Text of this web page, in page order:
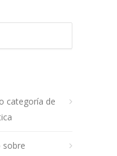
categoría de
sobre